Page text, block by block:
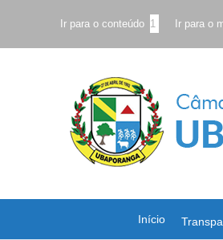
Ir para o conteúdo 1 Ir para o
Início